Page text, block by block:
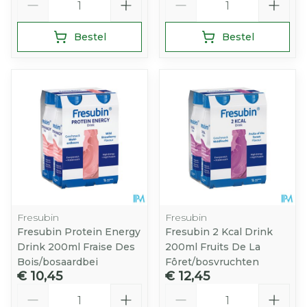
Bestel Bestel
Fresubin
Fresubin Protein Energy
Drink 200ml Fraise Des
Bois/bosaardbei
€ 10,45
Fresubin
Fresubin 2 Kcal Drink
200ml Fruits De La
Fôret/bosvruchten
€ 12,45